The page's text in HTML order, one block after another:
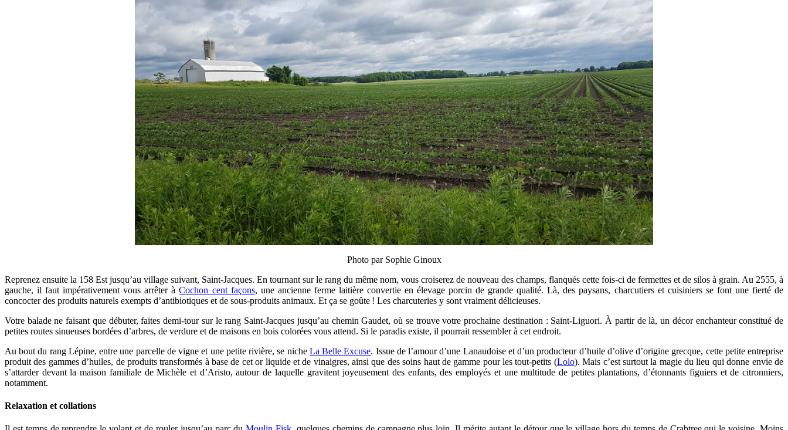
Photo par Sophie Ginoux
Reprenez ensuite la 158 Est jusqu’au village suivant, Saint-Jacques. En tournant sur le rang du même nom, vous croiserez de nouveau des champs, flanqués cette fois-ci de fermettes et de silos à grain. Au 2555, à
gauche, il faut impérativement vous arrêter àCochon cent façons, une ancienne ferme laitière convertie en élevage porcin de grande qualité. Là, des paysans, charcutiers et cuisiniers se font une fierté de
concocter des produits naturels exempts d’antibiotiques et de sous-produits animaux. Et ça se goûte ! Les charcuteries y sont vraiment délicieuses.
Votre balade ne faisant que débuter, faites demi-tour sur le rang Saint-Jacques jusqu’au chemin Gaudet, où se trouve votre prochaine destination : Saint-Liguori. À partir de là, un décor enchanteur constitué de
petites routes sinueuses bordées d’arbres, de verdure et de maisons en bois colorées vous attend. Si le paradis existe, il pourrait ressembler à cet endroit.
Au bout du rang Lépine, entre une parcelle de vigne et une petite rivière, se niche La Belle Excuse. Issue de l’amour d’une Lanaudoise et d’un producteur d’huile d’olive d’origine grecque, cette petite entreprise
produit des gammes d’huiles, de produits transformés à base de cet or liquide et de vinaigres, ainsi que des soins haut de gamme pour les tout-petits (Lolo). Mais c’est surtout la magie du lieu qui donne envie de
s’attarder devant la maison familiale de Michèle et d’Aristo, autour de laquelle gravitent joyeusement des enfants, des employés et une multitude de petites plantations, d’étonnants figuiers et de citronniers,
notamment.
Relaxation et collations